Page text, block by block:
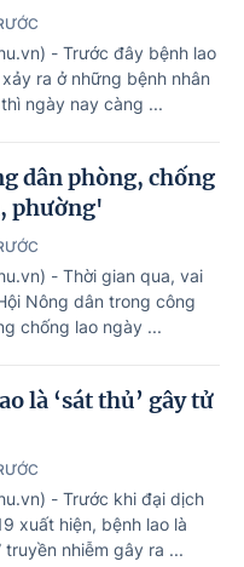
- Trước đây bệnh lao
ra ở những bệnh nhân
ngày nay càng ...
dân phòng, chống
phường'
- Thời gian qua, vai
Nông dân trong công
chống lao ngày ...
là ‘sát thủ’ gây tử
- Trước khi đại dịch
xuất hiện, bệnh lao là
truyền nhiễm gây ra ...